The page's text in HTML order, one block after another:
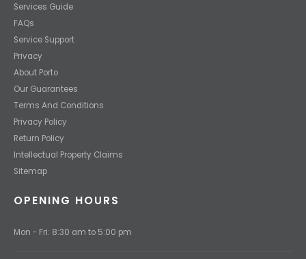
Services Guide
FAQs
Service Support
Privacy
About Porto
Our Guarantees
Terms And Conditions
Privacy Policy
Return Policy
Intellectual Property Claims
Sitemap
OPENING HOURS
Mon - Fri: 8:30 am to 5:00 pm